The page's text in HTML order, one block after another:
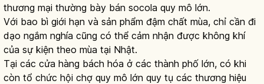
thương mại thường bày bán socola quy mô lớn.
Với bao bì giới hạn và sản phẩm đậm chất mùa, chỉ cần đi
dạo ngắm nghía cũng có thể cảm nhận được không khí
của sự kiện theo mùa tại Nhật.
Tại các cửa hàng bách hóa ở các thành phố lớn, có khi
còn tổ chức hội chợ quy mô lớn quy tụ các thương hiệu